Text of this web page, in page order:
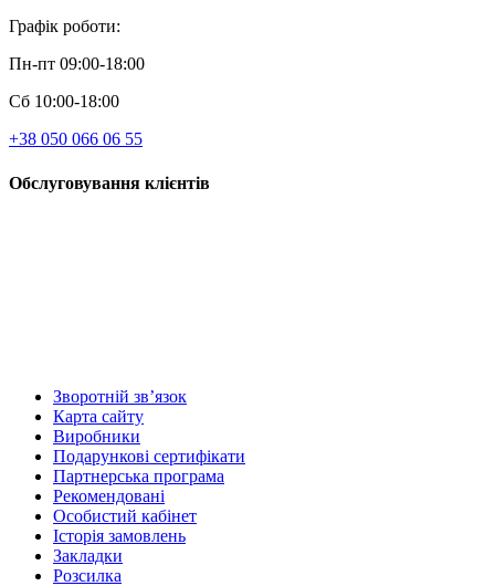
Графік роботи:
Пн-пт 09:00-18:00
Сб 10:00-18:00
+38 050 066 06 55
Обслуговування клієнтів
Зворотній зв’язок
Карта сайту
Виробники
Подарункові сертифікати
Партнерська програма
Рекомендовані
Особистий кабінет
Історія замовлень
Закладки
Розсилка